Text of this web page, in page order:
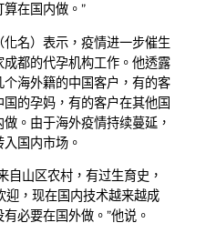
在国内做。”
名）表示，疫情进一步催生
都的代孕机构工作。他透露
海外籍的中国客户，有的客
的孕妈，有的客户在其他国
。由于海外疫情持续蔓延，
国内市场。
山区农村，有过生育史，
，现在国内技术越来越成
必要在国外做。”他说。